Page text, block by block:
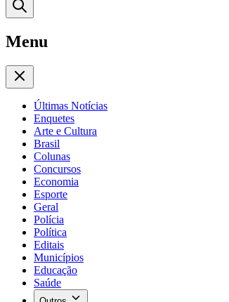
Menu
Últimas Notícias
Enquetes
Arte e Cultura
Brasil
Colunas
Concursos
Economia
Esporte
Geral
Polícia
Política
Editais
Municípios
Educação
Saúde